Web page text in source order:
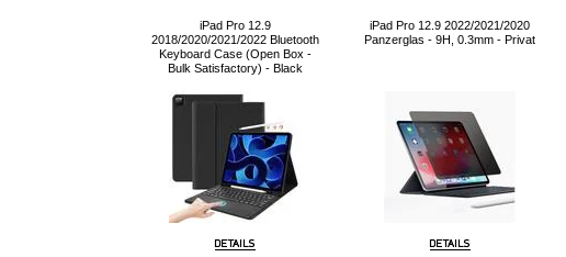
iPad Pro 12.9
2018/2020/2021/2022 Bluetooth
Keyboard Case (Open Box -
Bulk Satisfactory) - Black
iPad Pro 12.9 2022/2021/2020
Panzerglas - 9H, 0.3mm - Privat